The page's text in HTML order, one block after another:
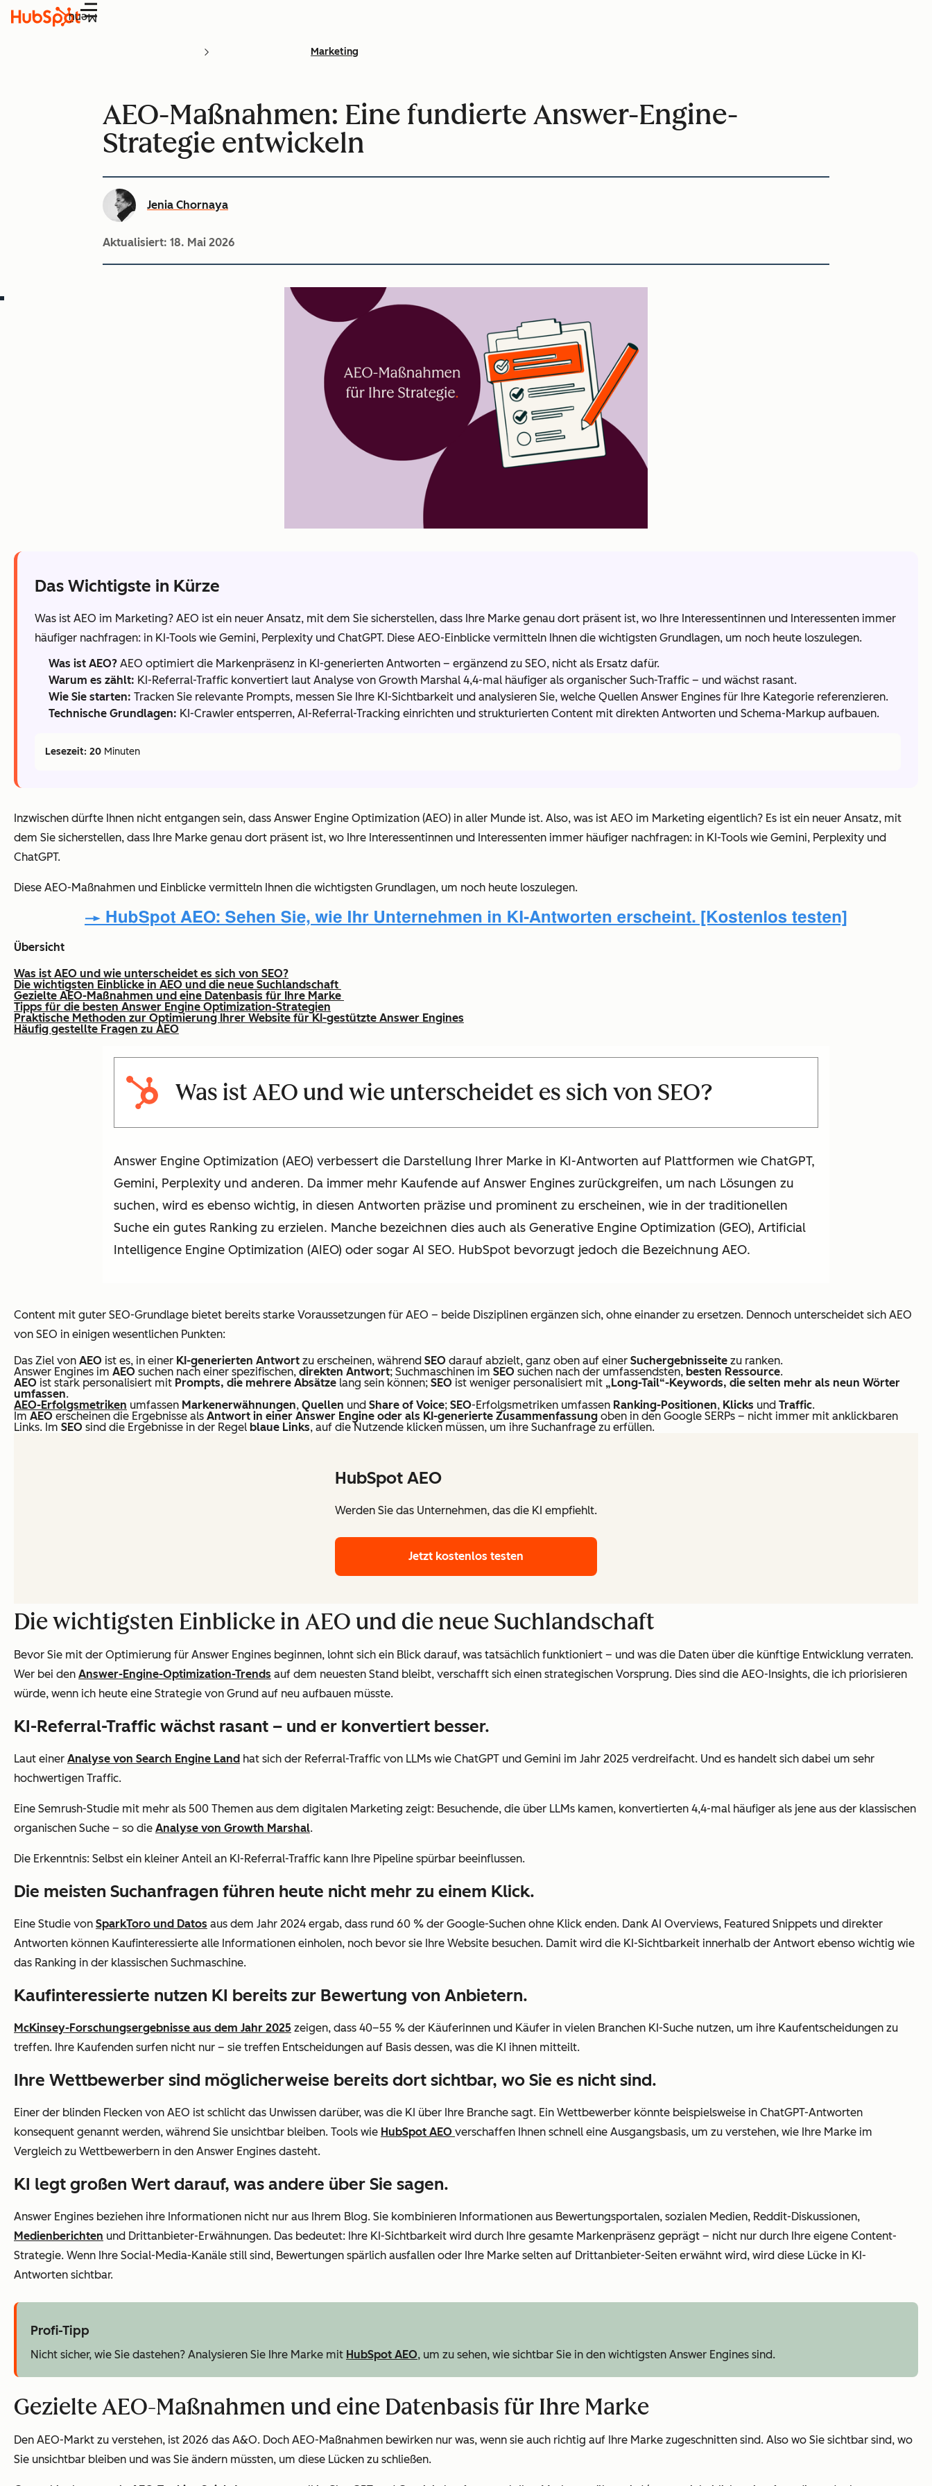
Menü
Marketing
AEO-Maßnahmen: Eine fundierte Answer-Engine-
Strategie entwickeln
Jenia Chornaya
Aktualisiert: 18. Mai 2026
Das Wichtigste in Kürze
Was ist AEO im Marketing? AEO ist ein neuer Ansatz, mit dem Sie sicherstellen, dass Ihre Marke genau dort präsent ist, wo Ihre Interessentinnen und Interessenten immer
häufiger nachfragen: in KI-Tools wie Gemini, Perplexity und ChatGPT. Diese AEO-Einblicke vermitteln Ihnen die wichtigsten Grundlagen, um noch heute loszulegen.
Was ist AEO? AEO optimiert die Markenpräsenz in KI-generierten Antworten – ergänzend zu SEO, nicht als Ersatz dafür.
Warum es zählt: KI-Referral-Traffic konvertiert laut Analyse von Growth Marshal 4,4-mal häufiger als organischer Such-Traffic – und wächst rasant.
Wie Sie starten: Tracken Sie relevante Prompts, messen Sie Ihre KI-Sichtbarkeit und analysieren Sie, welche Quellen Answer Engines für Ihre Kategorie referenzieren.
Technische Grundlagen: KI-Crawler entsperren, AI-Referral-Tracking einrichten und strukturierten Content mit direkten Antworten und Schema-Markup aufbauen.
Lesezeit: 20 Minuten
Inzwischen dürfte Ihnen nicht entgangen sein, dass Answer Engine Optimization (AEO) in aller Munde ist. Also, was ist AEO im Marketing eigentlich? Es ist ein neuer Ansatz, mit
dem Sie sicherstellen, dass Ihre Marke genau dort präsent ist, wo Ihre Interessentinnen und Interessenten immer häufiger nachfragen: in KI-Tools wie Gemini, Perplexity und
ChatGPT.
Diese AEO-Maßnahmen und Einblicke vermitteln Ihnen die wichtigsten Grundlagen, um noch heute loszulegen.
Übersicht
Was ist AEO und wie unterscheidet es sich von SEO?
Die wichtigsten Einblicke in AEO und die neue Suchlandschaft
Gezielte AEO-Maßnahmen und eine Datenbasis für Ihre Marke
Tipps für die besten Answer Engine Optimization-Strategien
Praktische Methoden zur Optimierung Ihrer Website für KI-gestützte Answer Engines
Häufig gestellte Fragen zu AEO
Was ist AEO und wie unterscheidet es sich von SEO?
Answer Engine Optimization (AEO) verbessert die Darstellung Ihrer Marke in KI-Antworten auf Plattformen wie ChatGPT,
Gemini, Perplexity und anderen. Da immer mehr Kaufende auf Answer Engines zurückgreifen, um nach Lösungen zu
suchen, wird es ebenso wichtig, in diesen Antworten präzise und prominent zu erscheinen, wie in der traditionellen
Suche ein gutes Ranking zu erzielen. Manche bezeichnen dies auch als Generative Engine Optimization (GEO), Artificial
Intelligence Engine Optimization (AIEO) oder sogar AI SEO. HubSpot bevorzugt jedoch die Bezeichnung AEO.
Content mit guter SEO-Grundlage bietet bereits starke Voraussetzungen für AEO – beide Disziplinen ergänzen sich, ohne einander zu ersetzen. Dennoch unterscheidet sich AEO
von SEO in einigen wesentlichen Punkten:
Das Ziel von AEO ist es, in einer KI-generierten Antwort zu erscheinen, während SEO darauf abzielt, ganz oben auf einer Suchergebnisseite zu ranken.
Answer Engines im AEO suchen nach einer spezifischen, direkten Antwort; Suchmaschinen im SEO suchen nach der umfassendsten, besten Ressource.
AEO ist stark personalisiert mit Prompts, die mehrere Absätze lang sein können; SEO ist weniger personalisiert mit „Long-Tail“-Keywords, die selten mehr als neun Wörter
umfassen.
AEO-Erfolgsmetriken umfassen Markenerwähnungen, Quellen und Share of Voice; SEO-Erfolgsmetriken umfassen Ranking-Positionen, Klicks und Traffic.
Im AEO erscheinen die Ergebnisse als Antwort in einer Answer Engine oder als KI-generierte Zusammenfassung oben in den Google SERPs – nicht immer mit anklickbaren
Links. Im SEO sind die Ergebnisse in der Regel blaue Links, auf die Nutzende klicken müssen, um ihre Suchanfrage zu erfüllen.
HubSpot AEO
Werden Sie das Unternehmen, das die KI empfiehlt.
Jetzt kostenlos testen
Die wichtigsten Einblicke in AEO und die neue Suchlandschaft
Bevor Sie mit der Optimierung für Answer Engines beginnen, lohnt sich ein Blick darauf, was tatsächlich funktioniert – und was die Daten über die künftige Entwicklung verraten.
Wer bei den Answer-Engine-Optimization-Trends auf dem neuesten Stand bleibt, verschafft sich einen strategischen Vorsprung. Dies sind die AEO-Insights, die ich priorisieren
würde, wenn ich heute eine Strategie von Grund auf neu aufbauen müsste.
KI-Referral-Traffic wächst rasant – und er konvertiert besser.
Laut einer Analyse von Search Engine Land hat sich der Referral-Traffic von LLMs wie ChatGPT und Gemini im Jahr 2025 verdreifacht. Und es handelt sich dabei um sehr
hochwertigen Traffic.
Eine Semrush-Studie mit mehr als 500 Themen aus dem digitalen Marketing zeigt: Besuchende, die über LLMs kamen, konvertierten 4,4-mal häufiger als jene aus der klassischen
organischen Suche – so die Analyse von Growth Marshal.
Die Erkenntnis: Selbst ein kleiner Anteil an KI-Referral-Traffic kann Ihre Pipeline spürbar beeinflussen.
Die meisten Suchanfragen führen heute nicht mehr zu einem Klick.
Eine Studie von SparkToro und Datos aus dem Jahr 2024 ergab, dass rund 60 % der Google-Suchen ohne Klick enden. Dank AI Overviews, Featured Snippets und direkter
Antworten können Kaufinteressierte alle Informationen einholen, noch bevor sie Ihre Website besuchen. Damit wird die KI-Sichtbarkeit innerhalb der Antwort ebenso wichtig wie
das Ranking in der klassischen Suchmaschine.
Kaufinteressierte nutzen KI bereits zur Bewertung von Anbietern.
McKinsey-Forschungsergebnisse aus dem Jahr 2025 zeigen, dass 40–55 % der Käuferinnen und Käufer in vielen Branchen KI-Suche nutzen, um ihre Kaufentscheidungen zu
treffen. Ihre Kaufenden surfen nicht nur – sie treffen Entscheidungen auf Basis dessen, was die KI ihnen mitteilt.
Ihre Wettbewerber sind möglicherweise bereits dort sichtbar, wo Sie es nicht sind.
Einer der blinden Flecken von AEO ist schlicht das Unwissen darüber, was die KI über Ihre Branche sagt. Ein Wettbewerber könnte beispielsweise in ChatGPT-Antworten
konsequent genannt werden, während Sie unsichtbar bleiben. Tools wie HubSpot AEO verschaffen Ihnen schnell eine Ausgangsbasis, um zu verstehen, wie Ihre Marke im
Vergleich zu Wettbewerbern in den Answer Engines dasteht.
KI legt großen Wert darauf, was andere über Sie sagen.
Answer Engines beziehen ihre Informationen nicht nur aus Ihrem Blog. Sie kombinieren Informationen aus Bewertungsportalen, sozialen Medien, Reddit-Diskussionen,
Medienberichten und Drittanbieter-Erwähnungen. Das bedeutet: Ihre KI-Sichtbarkeit wird durch Ihre gesamte Markenpräsenz geprägt – nicht nur durch Ihre eigene Content-
Strategie. Wenn Ihre Social-Media-Kanäle still sind, Bewertungen spärlich ausfallen oder Ihre Marke selten auf Drittanbieter-Seiten erwähnt wird, wird diese Lücke in KI-
Antworten sichtbar.
Profi-Tipp
Nicht sicher, wie Sie dastehen? Analysieren Sie Ihre Marke mit HubSpot AEO, um zu sehen, wie sichtbar Sie in den wichtigsten Answer Engines sind.
Gezielte AEO-Maßnahmen und eine Datenbasis für Ihre Marke
Den AEO-Markt zu verstehen, ist 2026 das A&O. Doch AEO-Maßnahmen bewirken nur was, wenn sie auch richtig auf Ihre Marke zugeschnitten sind. Also wo Sie sichtbar sind, wo
Sie unsichtbar bleiben und was Sie ändern müssten, um diese Lücken zu schließen.